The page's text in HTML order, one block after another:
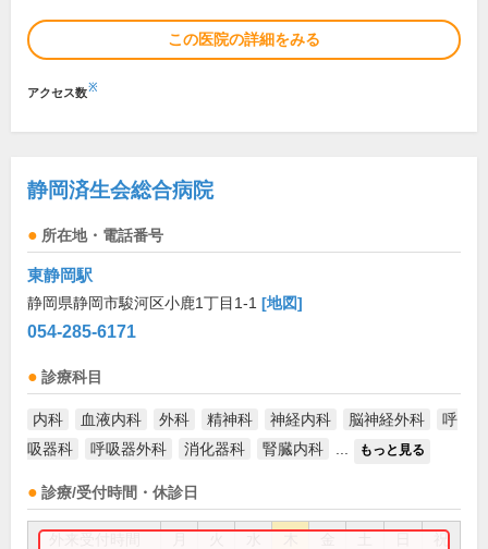
この医院の詳細をみる
アクセス数※
静岡済生会総合病院
所在地・電話番号
東静岡駅
静岡県静岡市駿河区小鹿1丁目1-1 [地図]
054-285-6171
診療科目
内科 血液内科 外科 精神科 神経内科 脳神経外科
呼
吸器科
呼吸器外科 消化器科 腎臓内科 もっと見る
診療/受付時間・休診日
祝